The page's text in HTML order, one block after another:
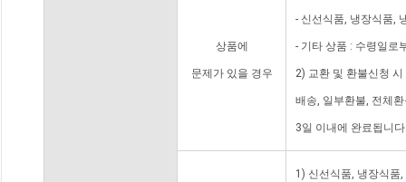
상품에
문제가 있을 경우
- 신선식품, 냉장식품,
- 기타 상품 : 수령일로
2) 교환 및 환불신청
배송, 일부환불, 전체
3일 이내에 완료됩니
1) 신선식품, 냉장식품